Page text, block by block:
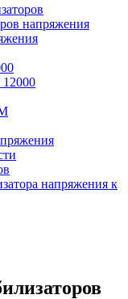
напряжения
напряжения к